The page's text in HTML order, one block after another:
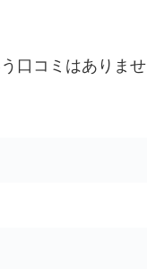
口コミはありませ